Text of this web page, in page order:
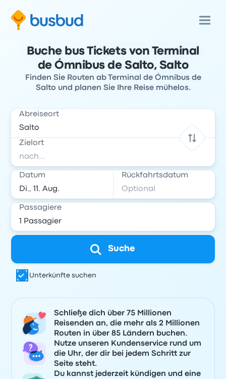
Buche bus Tickets von Terminal
de Ómnibus de Salto, Salto
Finden Sie Routen ab Terminal de Ómnibus de
Salto und planen Sie Ihre Reise mühelos.
Abreiseort
Zielort
Datum Rückfahrtsdatum
Passagiere
Suche
Unterkünfte suchen
Schließe dich über 75 Millionen
Reisenden an, die mehr als 2 Millionen
Routen in über 85 Ländern buchen.
Nutze unseren Kundenservice rund um
die Uhr, der dir bei jedem Schritt zur
Seite steht.
Du kannst jederzeit kündigen und eine